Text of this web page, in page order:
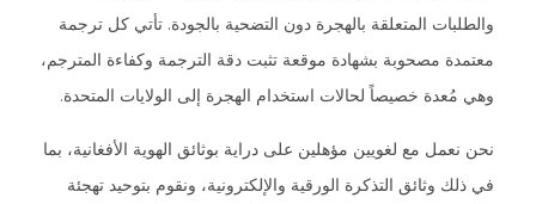
والطلبات المتعلقة بالهجرة دون التضحية بالجودة. تأتي كل ترجمة
معتمدة مصحوبة بشهادة موقعة تثبت دقة الترجمة وكفاءة المترجم،
وهي مُعدة خصيصاً لحالات استخدام الهجرة إلى الولايات المتحدة.
نحن نعمل مع لغويين مؤهلين على دراية بوثائق الهوية الأفغانية، بما
في ذلك وثائق التذكرة الورقية والإلكترونية، ونقوم بتوحيد تهجئة